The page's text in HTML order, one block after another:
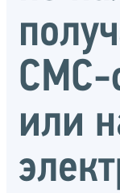
СМС-
или